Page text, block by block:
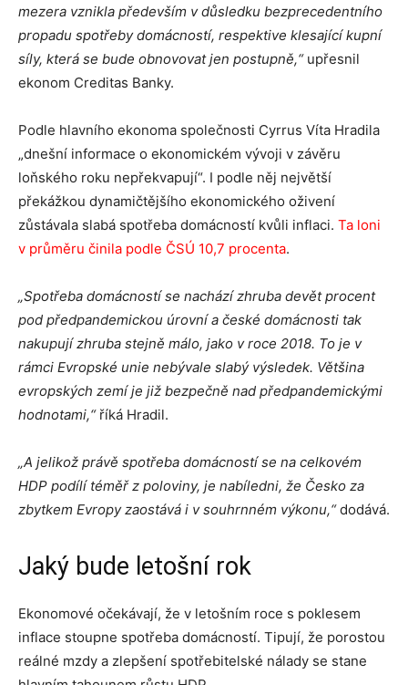
mezera vznikla především v důsledku bezprecedentního
propadu spotřeby domácností, respektive klesající kupní
síly, která se bude obnovovat jen postupně,“upřesnil
ekonom Creditas Banky.
Podle hlavního ekonoma společnosti Cyrrus Víta Hradila
„dnešní informace o ekonomickém vývoji v závěru
loňského roku nepřekvapují“. I podle něj největší
překážkou dynamičtějšího ekonomického oživení
zůstávala slabá spotřeba domácností kvůli inflaci. Ta loni
v průměru činila podle ČSÚ 10,7 procenta.
„Spotřeba domácností se nachází zhruba devět procent
pod předpandemickou úrovní a české domácnosti tak
nakupují zhruba stejně málo, jako v roce 2018. To je v
rámci Evropské unie nebývale slabý výsledek. Většina
evropských zemí je již bezpečně nad předpandemickými
hodnotami,“ říká Hradil.
„A jelikož právě spotřeba domácností se na celkovém
HDP podílí téměř z poloviny, je nabíledni, že Česko za
zbytkem Evropy zaostává i v souhrnném výkonu,“dodává.
Jaký bude letošní rok
Ekonomové očekávají, že v letošním roce s poklesem
inflace stoupne spotřeba domácností. Tipují, že porostou
reálné mzdy a zlepšení spotřebitelské nálady se stane